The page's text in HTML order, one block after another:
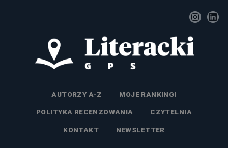
AUTORZY A-Z MOJE RANKINGI
POLITYKA RECENZOWANIA CZYTELNIA
KONTAKT NEWSLETTER